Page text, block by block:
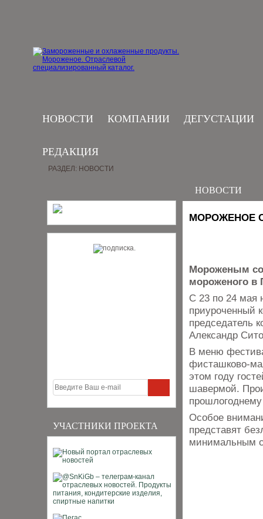
НОВОСТИ КОМПАНИИ ДЕГУСТАЦИИ
РЕДАКЦИЯ
УЧАСТНИКИ ПРОЕКТА
РАЗДЕЛ: НОВОСТИ
НОВОСТИ
МОРОЖЕНОЕ
Мороженым со
мороженого в
С 23 по 24 мая
приуроченный
председатель
Александр
В меню
этом году
шавермой.
Особое
представят
минимальным